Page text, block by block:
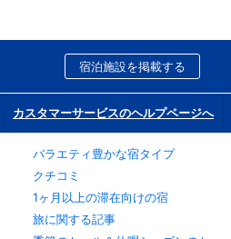
宿泊施設を掲載する
カスタマーサービスのヘルプページへ
バラエティ豊かな宿タイプ
クチコミ
1ヶ月以上の滞在向けの宿
旅に関する記事